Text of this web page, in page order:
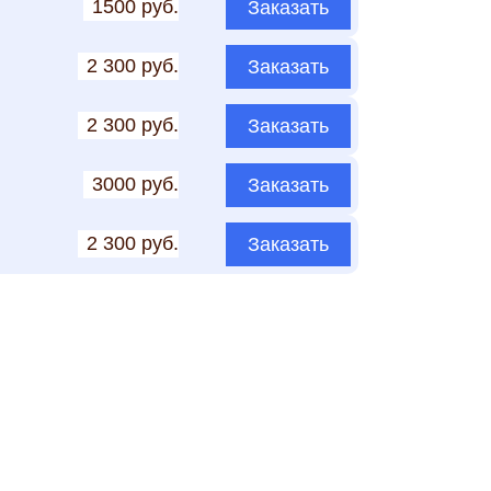
1500 руб. Заказать
2 300 руб. Заказать
2 300 руб. Заказать
3000 руб. Заказать
2 300 руб. Заказать